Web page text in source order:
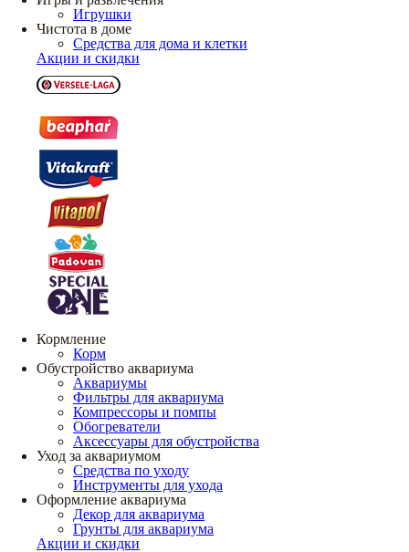
Игрушки
Чистота в доме
Средства для дома и клетки
Акции и скидки
Кормление
Корм
Обустройство аквариума
Аквариумы
Фильтры для аквариума
Компрессоры и помпы
Обогреватели
Аксессуары для обустройства
Уход за аквариумом
Средства по уходу
Инструменты для ухода
Оформление аквариума
Декор для аквариума
Грунты для аквариума
Акции и скидки